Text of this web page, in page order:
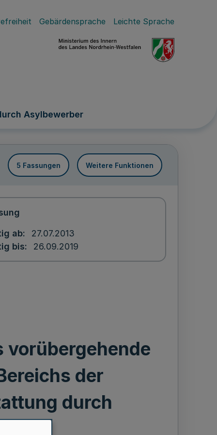
Gebärdensprache Leichte Sprache
Asylbewerber
5 Fassungen Weitere Funktionen
ab
27.07.2013
bis
26.09.2019
vorübergehende
der
durch